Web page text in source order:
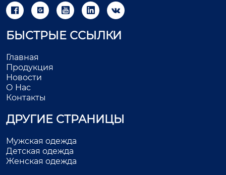
    
БЫСТРЫЕ ССЫЛКИ
Главная
Продукция
Новости
О Нас
Контакты
ДРУГИЕ СТРАНИЦЫ
Мужская одежда
Детская одежда
Женская одежда